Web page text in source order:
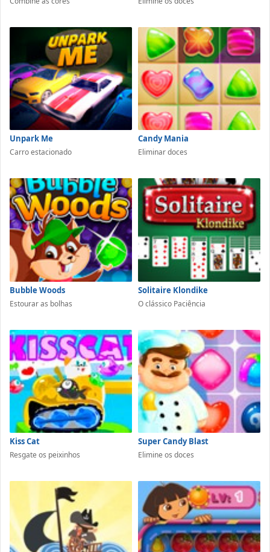
Unpark Me
Carro estacionado
Candy Mania
Eliminar doces
Bubble Woods
Estourar as bolhas
Solitaire Klondike
O clássico Paciência
Kiss Cat
Resgate os peixinhos
Super Candy Blast
Elimine os doces